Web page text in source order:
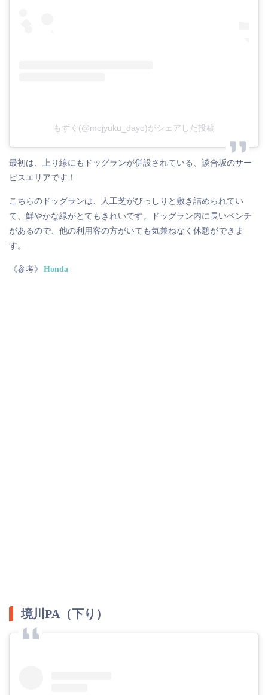
もずく(@mojyuku_dayo)がシェアした投稿
最初は、上り線にもドッグランが併設されている、談合坂のサー
ビスエリアです！
こちらのドッグランは、人工芝がびっしりと敷き詰められてい
て、鮮やかな緑がとてもきれいです。ドッグラン内に長いベンチ
があるので、他の利用客の方がいても気兼ねなく休憩ができま
す。
《参考》 Honda
境川PA（下り）